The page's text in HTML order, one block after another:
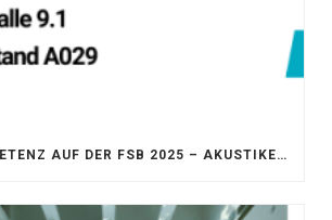
AKUSTIKKOMPETENZ AUF DER FSB 2025 – AKUSTIKELEMENTE FÜR DIE LEBENSRÄUME VON MORGEN